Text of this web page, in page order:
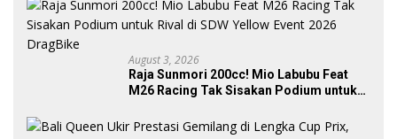
August 3, 2026
Raja Sunmori 200cc! Mio Labubu Feat
M26 Racing Tak Sisakan Podium untuk